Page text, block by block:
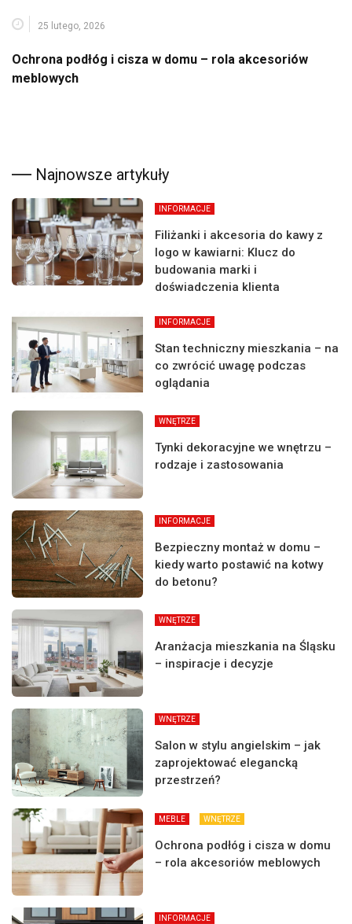
25 lutego, 2026
Ochrona podłóg i cisza w domu – rola akcesoriów
meblowych
Najnowsze artykuły
INFORMACJE
Filiżanki i akcesoria do kawy z
logo w kawiarni: Klucz do
budowania marki i
doświadczenia klienta
INFORMACJE
Stan techniczny mieszkania – na
co zwrócić uwagę podczas
oglądania
WNĘTRZE
Tynki dekoracyjne we wnętrzu –
rodzaje i zastosowania
INFORMACJE
Bezpieczny montaż w domu –
kiedy warto postawić na kotwy
do betonu?
WNĘTRZE
Aranżacja mieszkania na Śląsku
– inspiracje i decyzje
WNĘTRZE
Salon w stylu angielskim – jak
zaprojektować elegancką
przestrzeń?
MEBLE WNĘTRZE
Ochrona podłóg i cisza w domu
– rola akcesoriów meblowych
INFORMACJE